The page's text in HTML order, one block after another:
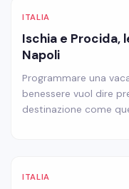
ITALIA
Ischia e Procida,
Napoli
Programmare una
benessere vuol dire
destinazione come
ITALIA